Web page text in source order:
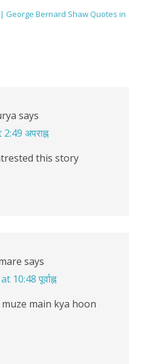
| George Bernard Shaw Quotes in
says
अपराह्न
this story
says
10:48 पूर्वाह्न
main kya hoon